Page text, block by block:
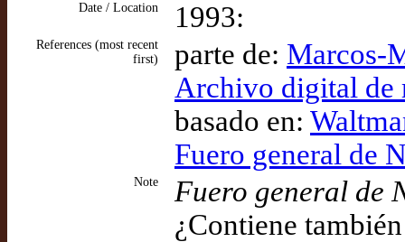
Date / Location 1993:
References (most recent
first)
parte de: Marcos-
Archivo digital de
basado en:
Fuero general de
Note
Fuero general de
¿Contiene